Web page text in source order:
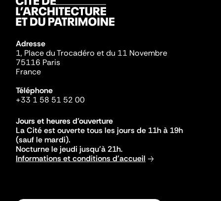
Adresse
1, Place du Trocadéro et du 11 Novembre
75116 Paris
France
Téléphone
+33 1 58 51 52 00
Jours et heures d'ouverture
La Cité est ouverte tous les jours de 11h à 19h
(sauf le mardi).
Nocturne le jeudi jusqu'à 21h.
Informations et conditions d'accueil